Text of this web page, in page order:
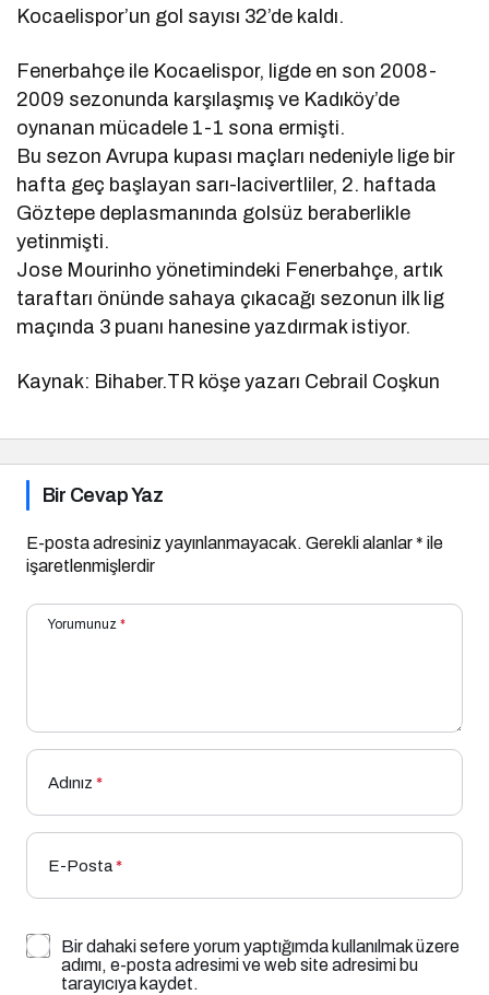
Kocaelispor’un gol sayısı 32’de kaldı.
Fenerbahçe ile Kocaelispor, ligde en son 2008-
2009 sezonunda karşılaşmış ve Kadıköy’de
oynanan mücadele 1-1 sona ermişti.
Bu sezon Avrupa kupası maçları nedeniyle lige bir
hafta geç başlayan sarı-lacivertliler, 2. haftada
Göztepe deplasmanında golsüz beraberlikle
yetinmişti.
Jose Mourinho yönetimindeki Fenerbahçe, artık
taraftarı önünde sahaya çıkacağı sezonun ilk lig
maçında 3 puanı hanesine yazdırmak istiyor.
Kaynak: Bihaber.TR köşe yazarı Cebrail Coşkun
Bir Cevap Yaz
E-posta adresiniz yayınlanmayacak. Gerekli alanlar* ile
işaretlenmişlerdir
Yorumunuz *
Adınız *
E-Posta*
Bir dahaki sefere yorum yaptığımda kullanılmak üzere
adımı, e-posta adresimi ve web site adresimi bu
tarayıcıya kaydet.